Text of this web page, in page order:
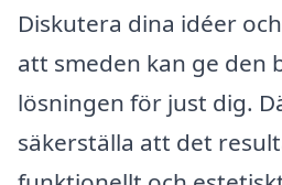
Diskutera dina idéer
att smeden kan ge den
lösningen för just dig.
säkerställa att det